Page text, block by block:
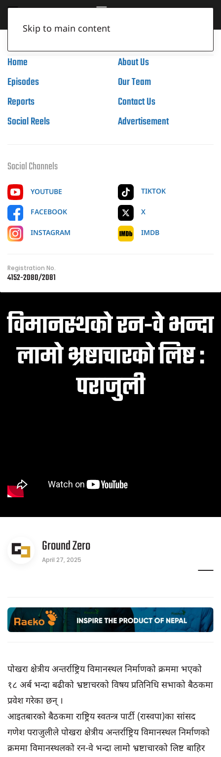
Skip to main content
Home
Episodes
Reports
Social Reels
About Us
Our Team
Contact Us
Advertisement
Social Channels
YOUTUBE
FACEBOOK
INSTAGRAM
TIKTOK
X
IMDB
Registration No.
4152-2080/2081
विमानस्थको रन-वे भन्दा
लामो भ्रष्टाचारको लिष्ट :
पराजुली
Ground Zero
April 27, 2025
पोखरा क्षेत्रीय अन्तर्राष्ट्रिय विमानस्थल निर्माणको क्रममा भएको
१८ अर्ब भन्दा बढीको भ्रष्टाचरको विषय प्रतिनिधि सभाको बैठकमा
प्रवेश गरेका छन् ।
आइतबारको बैठकमा राष्ट्रिय स्वतन्त्र पार्टी (रास्वपा)का सांसद
गणेश पराजुलीले पोखरा क्षेत्रीय अन्तर्राष्ट्रिय विमानस्थल निर्माणको
क्रममा विमानस्थलको रन-वे भन्दा लामो भ्रष्टाचारको लिष्ट बाहिर